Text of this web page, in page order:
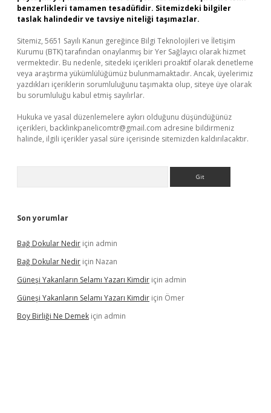
benzerlikleri tamamen tesadüfidir. Sitemizdeki bilgiler
taslak halindedir ve tavsiye niteliği taşımazlar.
Sitemiz, 5651 Sayılı Kanun gereğince Bilgi Teknolojileri ve İletişim
Kurumu (BTK) tarafından onaylanmış bir Yer Sağlayıcı olarak hizmet
vermektedir. Bu nedenle, sitedeki içerikleri proaktif olarak denetleme
veya araştırma yükümlülüğümüz bulunmamaktadır. Ancak, üyelerimiz
yazdıkları içeriklerin sorumluluğunu taşımakta olup, siteye üye olarak
bu sorumluluğu kabul etmiş sayılırlar.
Hukuka ve yasal düzenlemelere aykırı olduğunu düşündüğünüz
içerikleri, backlinkpanelicomtr@gmail.com adresine bildirmeniz
halinde, ilgili içerikler yasal süre içerisinde sitemizden kaldırılacaktır.
Son yorumlar
Bağ Dokular Nedir için admin
Bağ Dokular Nedir için Nazan
Güneşi Yakanların Selamı Yazarı Kimdir için admin
Güneşi Yakanların Selamı Yazarı Kimdir için Ömer
Boy Birliği Ne Demek için admin